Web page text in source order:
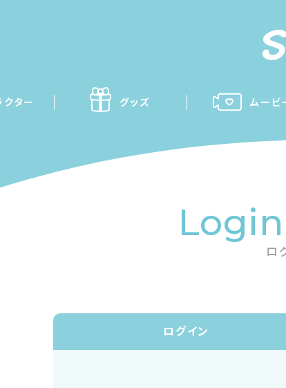
クター グッズ ムービ
ロ
ログイン